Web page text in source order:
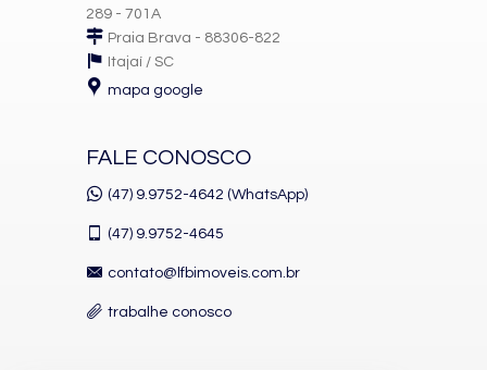
289 - 701A
Praia Brava - 88306-822
Itajaí / SC
mapa google
FALE CONOSCO
(47) 9.9752-4642 (WhatsApp)
(47) 9.9752-4645
contato@lfbimoveis.com.br
trabalhe conosco